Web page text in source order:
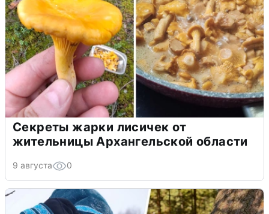
Секреты жарки лисичек от
жительницы Архангельской области
9 августа 0